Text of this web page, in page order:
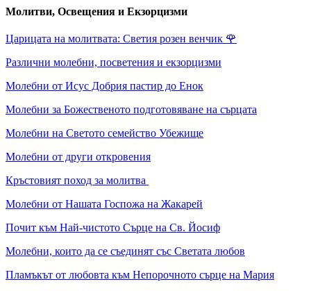
Молитви, Освещения и Екзорцизми
Царицата на молитвата: Светия розен венчик 🌹
Различни молебни, посветения и екзорцизми
Молебни от Исус Добрия пастир до Енок
Молебни за Божественото подготовяване на сърцата
Молебни на Светото семейство Убежище
Молебни от други откровения
Кръстовият поход за молитва
Молебни от Нашата Госпожа на Жакарей
Почит към Най-чистото Сърце на Св. Йосиф
Молебни, които да се съединят със Светата любов
Пламъкът от любовта към Непорочното сърце на Мария